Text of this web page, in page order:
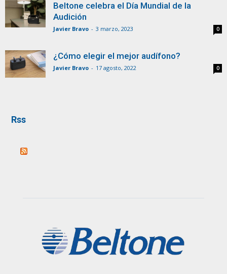
Beltone celebra el Día Mundial de la
Audición
Javier Bravo - 3 marzo, 2023 0
¿Cómo elegir el mejor audífono?
Javier Bravo - 17 agosto, 2022 0
Rss